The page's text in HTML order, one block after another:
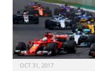
OCT 31, 2017